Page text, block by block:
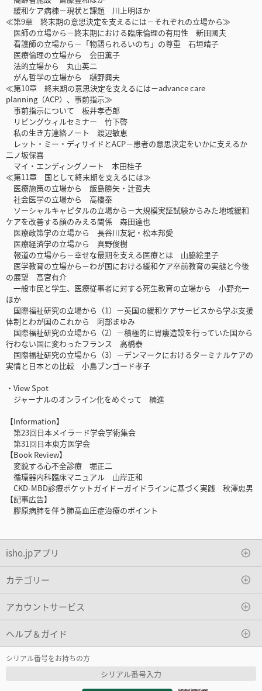
緩和ケア病棟－現状と課題 川上明ほか
≪第9章 終末期の意思決定を支えるには－それぞれの立場から≫
医師の立場から－終末期における臨床倫理の有用性 新田國夫
看護師の立場から－「物語られるいのち」の尊重 石垣靖子
医療倫理の立場から 会田薫子
法的立場から 丸山英二
がん哲学の立場から 樋野興夫
≪第10章 終末期の意思決定を支えるには－advance care
planning（ACP）、事前指示≫
事前指示について 板井孝壱郎
リビングウィルセミナー 竹下啓
私の生き方連絡ノート 渡辺敏恵
レット・ミー・ディサイドとACP－患者の意思決定をいかに支えるか
二ノ坂保喜
マイ・エンディングノート 本田桂子
≪第11章 国として終末期を支えるには≫
医療施策の立場から 飯島勝矢・辻哲夫
社会医学の立場から 高橋泰
ソーシャルキャピタルの立場から－大規模実証試験からみた地域緩和
ケアを改善する顔のみえる関係 森田達也
医療政策学の立場から 長谷川友紀・松本邦愛
医療経済学の立場から 真野俊樹
報道の立場から－幸せな最期を支える医療とは 山脇絵里子
医学教育の立場から－わが国における緩和ケア卒前教育の実態と今後
の展望 高宮有介
一般市民と学生、医療従事者に対する死生教育の立場から 小野充一
ほか
国際福祉研究の立場から（1）－英国の緩和ケアサービスから学ぶ支援
体制とわが国のこれから 阿部まゆみ
国際福祉研究の立場から（2）－積極的に胃瘻造設を行っていた国から
行わない国に変わったフランス 高橋泰
国際福祉研究の立場から（3）－デンマークにおけるターミナルケアの
実情と日本との比較 小島ブンゴード孝子
・View Spot
ジャーナルのオンライン化をめぐって 楠進
【Information】
第23回日本メイラード学会学術集会
第31回日本東方医学会
【Book Review】
変貌する心不全診療 堀正二
循環器内科臨床マニュアル 山岸正和
CKD-MBD診療ポケットガイド－ガイドラインに基づく実践 秋澤忠男
【記事広告】
膠原病肺を伴う肺高血圧症治療のポイント
isho.jpアプリ
カテゴリー
アカウントサービス
ヘルプ＆ガイド
シリアル番号をお持ちの方
シリアル番号入力